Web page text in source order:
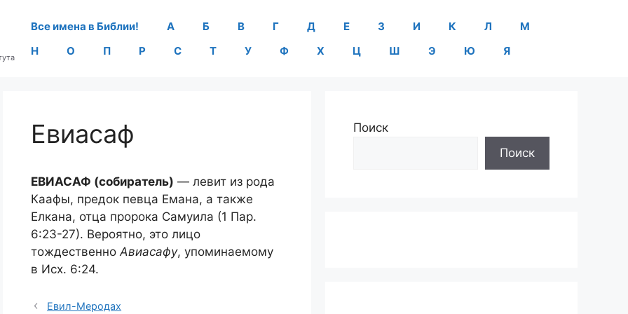
Все имена в Библии! А Б В Г Д Е З И К Л
М
Н
О П Р С Т У Ф Х Ц Ш Э Ю Я
Евиасаф
ЕВИАСАФ (собиратель) — левит из рода
Каафы, предок певца Емана, а также
Елкана, отца пророка Самуила (1 Пар.
6:23-27). Вероятно, это лицо
тождественноАвиасафу, упоминаемому
в Исх. 6:24.
Евил-Меродах
Поиск
Поиск